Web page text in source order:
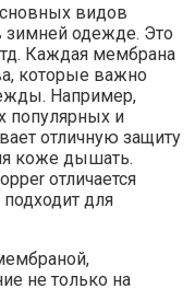
видов
зимней одежде. Это
тд. Каждая мембрана
которые важно
Например,
популярных и
отличную защиту
коже дышать.
отличается
для
не только на